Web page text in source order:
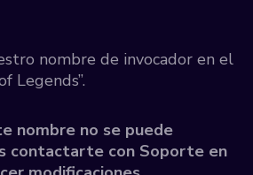
nombre de invocador en el
Legends”.
nombre no se puede
contactarte con Soporte en